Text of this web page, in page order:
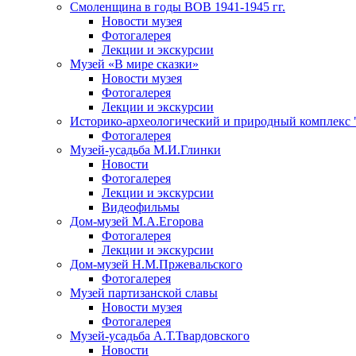
Смоленщина в годы ВОВ 1941-1945 гг.
Новости музея
Фотогалерея
Лекции и экскурсии
Музей «В мире сказки»
Новости музея
Фотогалерея
Лекции и экскурсии
Историко-археологический и природный комплекс
Фотогалерея
Музей-усадьба М.И.Глинки
Новости
Фотогалерея
Лекции и экскурсии
Видеофильмы
Дом-музей М.А.Егорова
Фотогалерея
Лекции и экскурсии
Дом-музей Н.М.Пржевальского
Фотогалерея
Музей партизанской славы
Новости музея
Фотогалерея
Музей-усадьба А.Т.Твардовского
Новости